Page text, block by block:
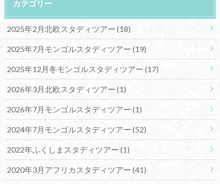
カテゴリー
2025年2月北欧スタディツアー (18)
2025年7月モンゴルスタディツアー (19)
2025年12月冬モンゴルスタディツアー (17)
2026年3月北欧スタディツアー (1)
2026年7月モンゴルスタディツアー (1)
2024年7月モンゴルスタディツアー (52)
2022年ふくしまスタディツアー (1)
2020年3月アフリカスタディツアー (41)